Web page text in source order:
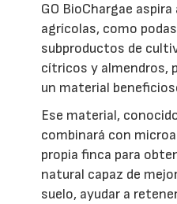
GO BioChargae
agrícolas, como
subproductos de
cítricos y almendros,
un material
Ese material,
combinará con
propia finca para
natural capaz de
suelo, ayudar a